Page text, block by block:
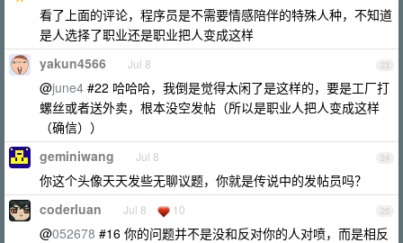
看了上面的评论，程序员是不需要情感陪伴的特殊人种，不知道
是人选择了职业还是职业把人变成这样
23
yakun4566 Jul 8
@june4 #22 哈哈哈，我倒是觉得太闲了是这样的，要是工厂打
螺丝或者送外卖，根本没空发帖（所以是职业人把人变成这样
（确信））
24
geminiwang Jul 8
你这个头像天天发些无聊议题，你就是传说中的发帖员吗？
25
coderluan Jul 8 10
@052678 #16 你的问题并不是没和反对你的人对喷，而是相反